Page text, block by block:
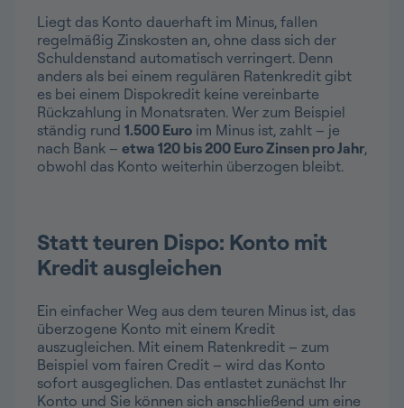
Liegt das Konto dauerhaft im Minus, fallen
regelmäßig Zinskosten an, ohne dass sich der
Schuldenstand automatisch verringert. Denn
anders als bei einem regulären Ratenkredit gibt
es bei einem Dispokredit keine vereinbarte
Rückzahlung in Monatsraten. Wer zum Beispiel
ständig rund 1.500 Euro im Minus ist, zahlt – je
nach Bank – etwa 120 bis 200 Euro Zinsen pro Jahr,
obwohl das Konto weiterhin überzogen bleibt.
Statt teuren Dispo: Konto mit
Kredit ausgleichen
Ein einfacher Weg aus dem teuren Minus ist, das
überzogene Konto mit einem Kredit
auszugleichen. Mit einem Ratenkredit – zum
Beispiel vom fairen Credit – wird das Konto
sofort ausgeglichen. Das entlastet zunächst Ihr
Konto und Sie können sich anschließend um eine